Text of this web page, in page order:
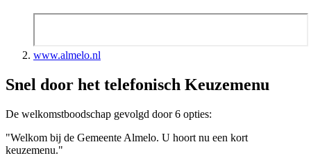
www.almelo.nl
Snel door het telefonisch Keuzemenu
De welkomstboodschap gevolgd door 6 opties:
"Welkom bij de Gemeente Almelo. U hoort nu een kort
keuzemenu."